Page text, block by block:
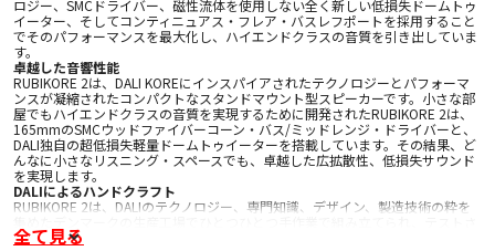
ロジー、SMCドライバー、磁性流体を使用しない全く新しい低損失ドームトゥ
イーター、そしてコンティニュアス・フレア・バスレフポートを採用すること
でそのパフォーマンスを最大化し、ハイエンドクラスの音質を引き出していま
す。
卓越した音響性能
RUBIKORE 2は、DALI KOREにインスパイアされたテクノロジーとパフォーマ
ンスが凝縮されたコンパクトなスタンドマウント型スピーカーです。小さな部
屋でもハイエンドクラスの音質を実現するために開発されたRUBIKORE 2は、
165mmのSMCウッドファイバーコーン・バス/ミッドレンジ・ドライバーと、
DALI独自の超低損失軽量ドームトゥイーターを搭載しています。その結果、ど
んなに小さなリスニング・スペースでも、卓越した広拡散性、低損失サウンド
を実現します。
DALIによるハンドクラフト
RUBIKORE 2は、DALIのテクノロジー、専門知識、デザイン、製造技術の粋を
れています。国内で調達された多くの部品を用いて、伝統あるデンマークの木
全て見る